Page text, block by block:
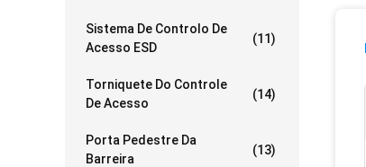
Sistema De Controlo De
Acesso ESD
(11)
Torniquete Do Controle
De Acesso
(14)
Porta Pedestre Da
Barreira
(13)